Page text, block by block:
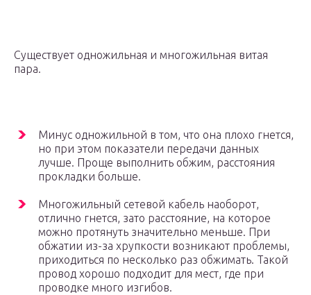
Существует одножильная и многожильная витая
пара.
Минус одножильной в том, что она плохо гнется,
но при этом показатели передачи данных
лучше. Проще выполнить обжим, расстояния
прокладки больше.
Многожильный сетевой кабель наоборот,
отлично гнется, зато расстояние, на которое
можно протянуть значительно меньше. При
обжатии из-за хрупкости возникают проблемы,
приходиться по несколько раз обжимать. Такой
провод хорошо подходит для мест, где при
проводке много изгибов.